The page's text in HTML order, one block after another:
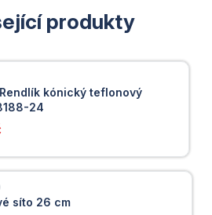
produkty
kónický teflonový
24
síto 26 cm